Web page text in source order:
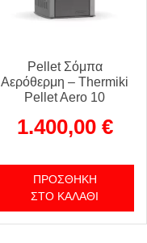
Pellet Σόμπα
Αερόθερμη – Thermiki
Pellet Aero 10
1.400,00 €
ΠΡΟΣΘΉΚΗ
ΣΤΟ ΚΑΛΆΘΙ